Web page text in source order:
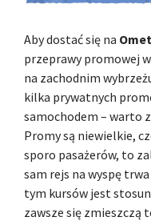
Aby dostać się na
przeprawy promowej
na zachodnim
kilka prywatnych
samochodem – warto
Promy są niewielkie,
sporo pasażerów, to
sam rejs na wyspę
tym kursów jest
zawsze się zmieszczą